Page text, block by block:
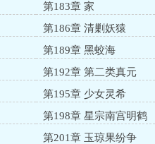
第183章 家
第186章 清剿妖猿
第189章 黑蛟海
第192章 第二类真元
第195章 少女灵希
第198章 星宗南宫明鹤
第201章 玉琼果纷争